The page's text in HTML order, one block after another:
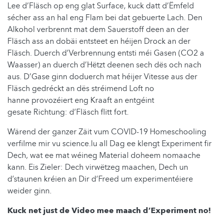
Lee d’Fläsch op eng glat Surface, kuck datt d’Ëmfeld
sécher ass an hal eng Flam bei dat gebuerte Lach. Den
Alkohol verbrennt mat dem Sauerstoff deen an der
Fläsch ass an dobäi entsteet en héijen Drock an der
Fläsch. Duerch d’Verbrennung entsti méi Gasen (CO2 a
Waasser) an duerch d’Hëtzt deenen sech dës och nach
aus. D’Gase ginn doduerch mat héijer Vitesse aus der
Fläsch gedréckt an dës stréimend Loft no
hanne provozéiert eng Kraaft an entgéint
gesate Richtung: d’Fläsch flitt fort.
Wärend der ganzer Zäit vum COVID-19 Homeschooling
verfilme mir vu science.lu all Dag ee klengt Experiment fir
Dech, wat ee mat wéineg Material doheem nomaache
kann. Eis Zieler: Dech virwëtzeg maachen, Dech un
d’staunen kréien an Dir d‘Freed um experimentéiere
weider ginn.
Kuck net just de Video mee maach d‘Experiment no!